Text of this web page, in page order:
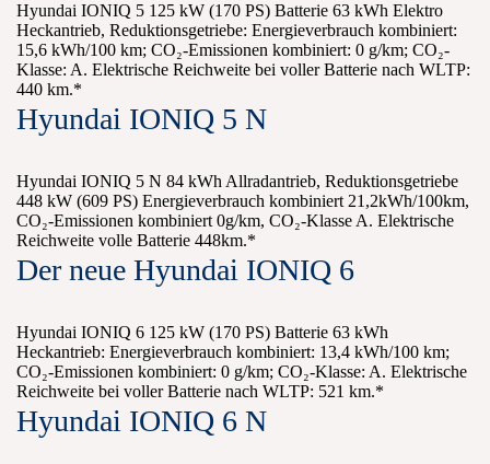
Hyundai IONIQ 5 125 kW (170 PS) Batterie 63 kWh Elektro
Heckantrieb, Reduktionsgetriebe: Energieverbrauch kombiniert:
15,6 kWh/100 km; CO₂-Emissionen kombiniert: 0 g/km; CO₂-
Klasse: A. Elektrische Reichweite bei voller Batterie nach WLTP:
440 km.*
Hyundai IONIQ 5 N
Hyundai IONIQ 5 N 84 kWh Allradantrieb, Reduktionsgetriebe
448 kW (609 PS) Energieverbrauch kombiniert 21,2kWh/100km,
CO₂-Emissionen kombiniert 0g/km, CO₂-Klasse A. Elektrische
Reichweite volle Batterie 448km.*
Der neue Hyundai IONIQ 6
Hyundai IONIQ 6 125 kW (170 PS) Batterie 63 kWh
Heckantrieb: Energieverbrauch kombiniert: 13,4 kWh/100 km;
CO₂-Emissionen kombiniert: 0 g/km; CO₂-Klasse: A. Elektrische
Reichweite bei voller Batterie nach WLTP: 521 km.*
Hyundai IONIQ 6 N